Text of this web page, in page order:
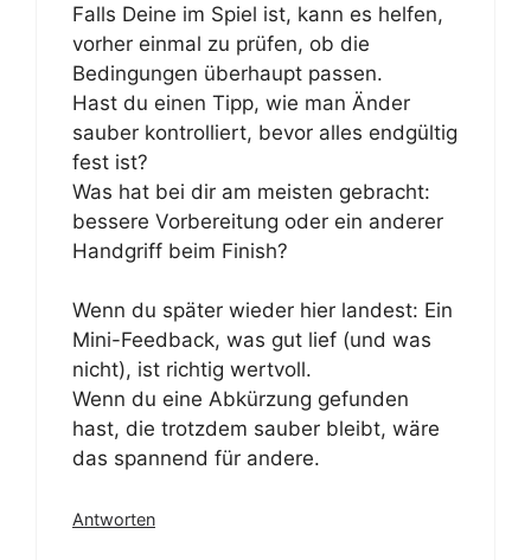
Falls Deine im Spiel ist, kann es helfen,
vorher einmal zu prüfen, ob die
Bedingungen überhaupt passen.
Hast du einen Tipp, wie man Änder
sauber kontrolliert, bevor alles endgültig
fest ist?
Was hat bei dir am meisten gebracht:
bessere Vorbereitung oder ein anderer
Handgriff beim Finish?
Wenn du später wieder hier landest: Ein
Mini-Feedback, was gut lief (und was
nicht), ist richtig wertvoll.
Wenn du eine Abkürzung gefunden
hast, die trotzdem sauber bleibt, wäre
das spannend für andere.
Antworten